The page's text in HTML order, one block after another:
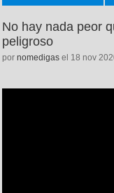
No hay nada peor
peligroso
por nomedigas el 18 nov